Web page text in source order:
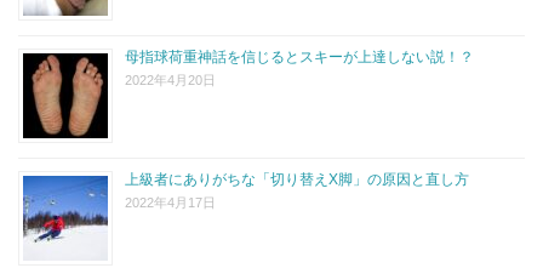
母指球荷重神話を信じるとスキーが上達しない説！？
2022年4月20日
上級者にありがちな「切り替えX脚」の原因と直し方
2022年4月17日